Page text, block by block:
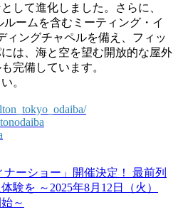
して進化しました。さらに、
ームを含むミーティング・イ
ィングチャペルを備え、フィッ
は、海と空を望む開放的な屋外
完備しています。
。
ーショー」開催決定！ 最前列
験を ～2025年8月12日（火）
～